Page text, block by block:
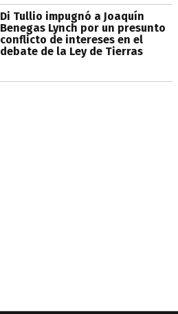
Di Tullio impugnó a Joaquín
Benegas Lynch por un presunto
conflicto de intereses en el
debate de la Ley de Tierras